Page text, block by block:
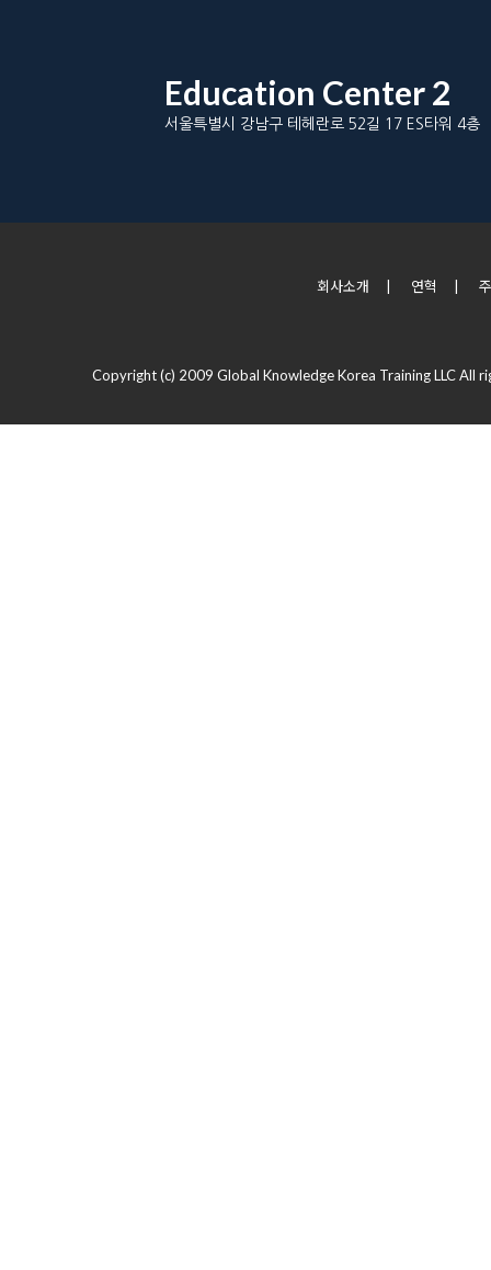
Education Center 2
서울특별시 강남구 테헤란로 52길 17 ES타워 4층
회사소개 연혁
Copyright (c) 2009 Global Knowledge Korea Training LLC All